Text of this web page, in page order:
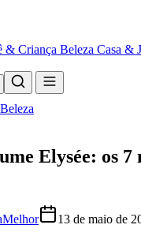
& Criança Beleza Casa &
Beleza
Elysée: os 7
13 de maio de